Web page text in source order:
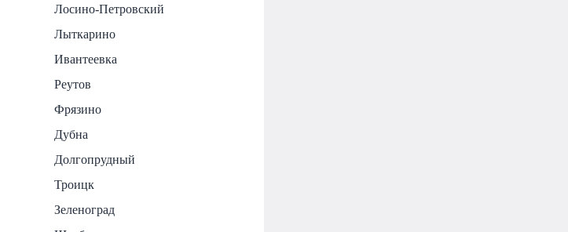
Лосино-Петровский
Лыткарино
Ивантеевка
Реутов
Фрязино
Дубна
Долгопрудный
Троицк
Зеленоград